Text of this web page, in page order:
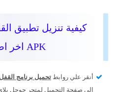
APK اخر اصدار 2026؟
أنقر علي روابط تحميل برنامج القفل
الي صفحة التحميل لمتجر جوجل